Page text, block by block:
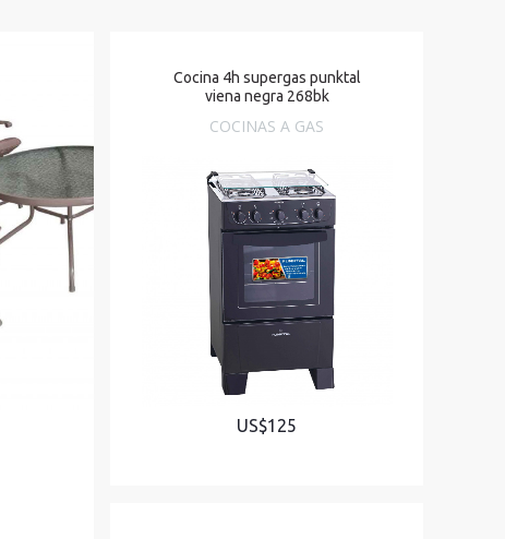
Cocina 4h supergas punktal
viena negra 268bk
COCINAS A GAS
US$125